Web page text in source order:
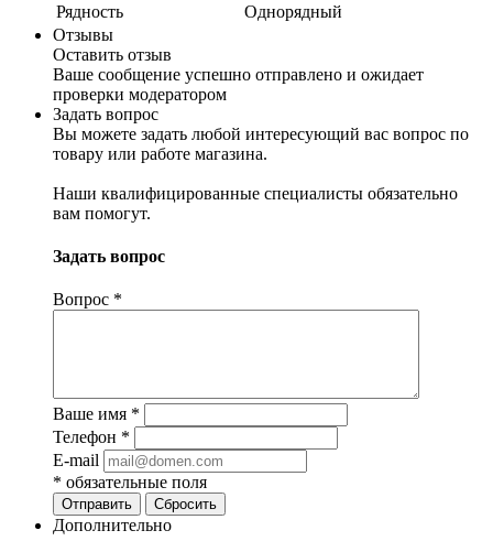
Рядность
Однорядный
Отзывы
Оставить отзыв
Ваше сообщение успешно отправлено и ожидает
проверки модератором
Задать вопрос
Вы можете задать любой интересующий вас вопрос по
товару или работе магазина.
Наши квалифицированные специалисты обязательно
вам помогут.
Задать вопрос
Вопрос *
Ваше имя *
Телефон *
E-mail
* обязательные поля
Отправить Сбросить
Дополнительно